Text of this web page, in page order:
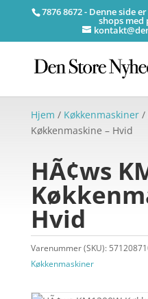
7876 8672 - Denne side
shops
Hjem / Køkkenmaskiner/
Køkkenmaskine – Hvid
HÃ¢ws
Hvid
Varenummer (SKU):
Køkkenmaskiner